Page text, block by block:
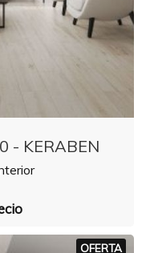
- KERABEN
OFERTA